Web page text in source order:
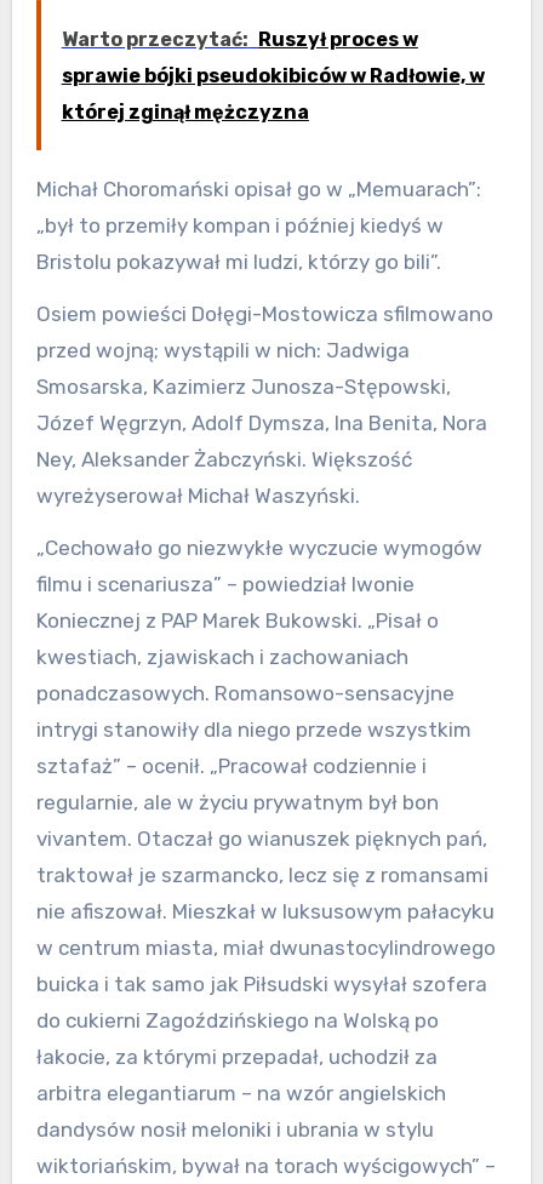
Warto przeczytać: Ruszył proces w
sprawie bójki pseudokibiców w Radłowie, w
której zginął mężczyzna
Michał Choromański opisał go w „Memuarach”:
„był to przemiły kompan i później kiedyś w
Bristolu pokazywał mi ludzi, którzy go bili”.
Osiem powieści Dołęgi-Mostowicza sfilmowano
przed wojną; wystąpili w nich: Jadwiga
Smosarska, Kazimierz Junosza-Stępowski,
Józef Węgrzyn, Adolf Dymsza, Ina Benita, Nora
Ney, Aleksander Żabczyński. Większość
wyreżyserował Michał Waszyński.
„Cechowało go niezwykłe wyczucie wymogów
filmu i scenariusza” – powiedział Iwonie
Koniecznej z PAP Marek Bukowski. „Pisał o
kwestiach, zjawiskach i zachowaniach
ponadczasowych. Romansowo-sensacyjne
intrygi stanowiły dla niego przede wszystkim
sztafaż” – ocenił. „Pracował codziennie i
regularnie, ale w życiu prywatnym był bon
vivantem. Otaczał go wianuszek pięknych pań,
traktował je szarmancko, lecz się z romansami
nie afiszował. Mieszkał w luksusowym pałacyku
w centrum miasta, miał dwunastocylindrowego
buicka i tak samo jak Piłsudski wysyłał szofera
do cukierni Zagoździńskiego na Wolską po
łakocie, za którymi przepadał, uchodził za
arbitra elegantiarum – na wzór angielskich
dandysów nosił meloniki i ubrania w stylu
wiktoriańskim, bywał na torach wyścigowych” –